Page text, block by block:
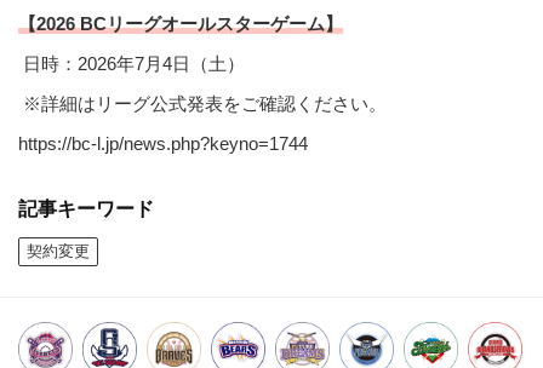
【2026 BCリーグオールスターゲーム】
日時：2026年7月4日（土）
※詳細はリーグ公式発表をご確認ください。
https://bc-l.jp/news.php?keyno=1744
記事キーワード
契約変更